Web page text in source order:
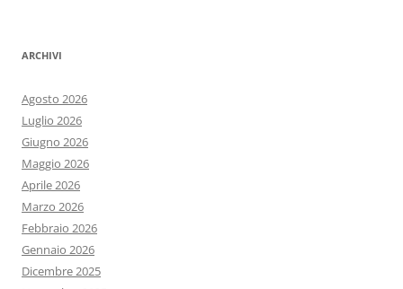
ARCHIVI
Agosto 2026
Luglio 2026
Giugno 2026
Maggio 2026
Aprile 2026
Marzo 2026
Febbraio 2026
Gennaio 2026
Dicembre 2025